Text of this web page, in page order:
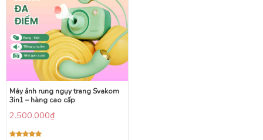
Máy ảnh rung ngụy trang Svakom
3in1 – hàng cao cấp
2.500.000₫